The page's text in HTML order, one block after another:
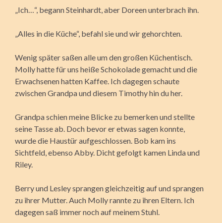
„Ich…“, begann Steinhardt, aber Doreen unterbrach ihn.
„Alles in die Küche“, befahl sie und wir gehorchten.
Wenig später saßen alle um den großen Küchentisch.
Molly hatte für uns heiße Schokolade gemacht und die
Erwachsenen hatten Kaffee. Ich dagegen schaute
zwischen Grandpa und diesem Timothy hin du her.
Grandpa schien meine Blicke zu bemerken und stellte
seine Tasse ab. Doch bevor er etwas sagen konnte,
wurde die Haustür aufgeschlossen. Bob kam ins
Sichtfeld, ebenso Abby. Dicht gefolgt kamen Linda und
Riley.
Berry und Lesley sprangen gleichzeitig auf und sprangen
zu ihrer Mutter. Auch Molly rannte zu ihren Eltern. Ich
dagegen saß immer noch auf meinem Stuhl.